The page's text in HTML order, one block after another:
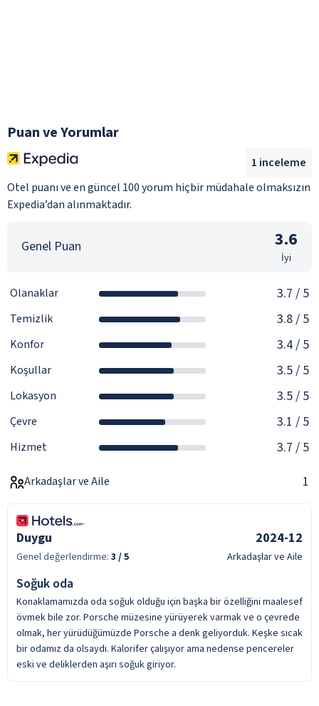
Puan ve Yorumlar
Otel puanı ve en güncel 100 yorum hiçbir müdahale olmaksızın
Expedia’dan alınmaktadır.
1 inceleme
Genel Puan 3.6
İyi
Olanaklar 3.7 / 5
Temizlik 3.8/ 5
Konfor 3.4/ 5
Koşullar 3.5/ 5
Lokasyon 3.5/ 5
Çevre 3.1 / 5
Hizmet 3.7 / 5
Arkadaşlar ve Aile 1
Duygu 2024-12
Genel değerlendirme: 3 / 5 Arkadaşlar ve Aile
Soğuk oda
Konaklamamızda oda soğuk olduğu için başka bir özelliğini maalesef
övmek bile zor. Porsche müzesine yürüyerek varmak ve o çevrede
olmak, her yürüdüğümüzde Porsche a denk geliyorduk. Keşke sıcak
bir odamız da olsaydı. Kalorifer çalışıyor ama nedense pencereler
eski ve deliklerden aşırı soğuk giriyor.